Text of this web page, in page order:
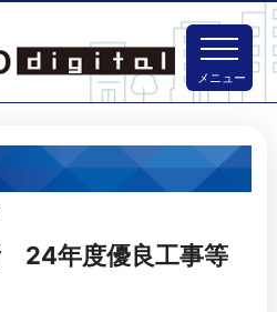
メニュー
24年度優良工事等